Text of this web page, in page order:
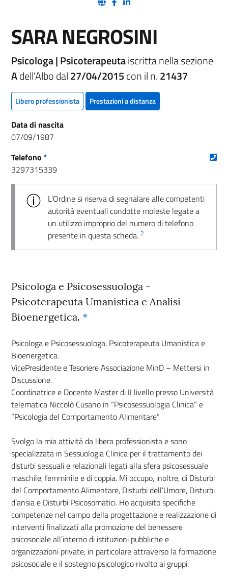
SARA NEGROSINI
Psicologa | Psicoterapeutaiscritta nella sezione
Adell'Albo dal27/04/2015con il n.21437
Libero professionista Prestazioni a distanza
Data di nascita
07/09/1987
Telefono *
3297315339
L’Ordine si riserva di segnalare alle competenti
autorità eventuali condotte moleste legate a
un utilizzo improprio del numero di telefono
presente in questa scheda. 2
Psicologa e Psicosessuologa -
Psicoterapeuta Umanistica e Analisi
Bioenergetica. *
Psicologa e Psicosessuologa, Psicoterapeuta Umanistica e
Bioenergetica.
VicePresidente e Tesoriere Associazione MinD – Mettersi in
Discussione.
Coordinatrice e Docente Master di II livello presso Università
telematica Niccolò Cusano in “Psicosessuologia Clinica“ e
“Psicologia del Comportamento Alimentare”.
Svolgo la mia attività da libera professionista e sono
specializzata in Sessuologia Clinica per il trattamento dei
disturbi sessuali e relazionali legati alla sfera psicosessuale
maschile, femminile e di coppia. Mi occupo, inoltre, di Disturbi
del Comportamento Alimentare, Disturbi dell’Umore, Disturbi
d’ansia e Disturbi Psicosomatici. Ho acquisito specifiche
competenze nel campo della progettazione e realizzazione di
interventi finalizzati alla promozione del benessere
psicosociale all’interno di istituzioni pubbliche e
organizzazioni private, in particolare attraverso la formazione
psicosociale e il sostegno psicologico rivolto ai gruppi.